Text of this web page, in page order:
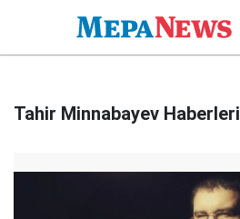
Tahir Minnabayev Haberleri